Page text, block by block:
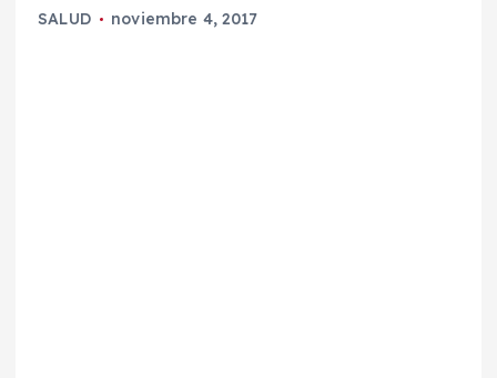
SALUD noviembre 4, 2017